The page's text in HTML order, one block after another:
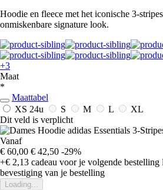
Hoodie en fleece met het iconische 3-
onmiskenbare signature look.
+3
Maat
*
Maattabel
XS 24u S M L
XL
Dit veld is verplicht
Vanaf
€ 60,00 € 42,50 -29%
+€ 2,13 cadeau voor je volgende bestelling
bevestiging van je bestelling
Loading...